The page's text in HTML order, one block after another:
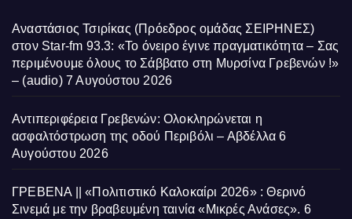
Αναστάσιος Τσιρίκας (Πρόεδρος ομάδας ΣΕΙΡΗΝΕΣ)
στον Star-fm 93.3: «Το όνειρο έγινε πραγματικότητα – Σας
περιμένουμε όλους το Σάββατο στη Μυρσίνα Γρεβενών !»
– (audio) 7 Αυγούστου 2026
Αντιπεριφέρεια Γρεβενών: Ολοκληρώνεται η
ασφαλτόστρωση της οδού Περιβόλι – Αβδέλλα 6
Αυγούστου 2026
ΓΡΕΒΕΝΑ || «Πολιτιστικό Καλοκαίρι 2026» : Θερινό
Σινεμά με την βραβευμένη ταινία «Μικρές Ανάσες». 6